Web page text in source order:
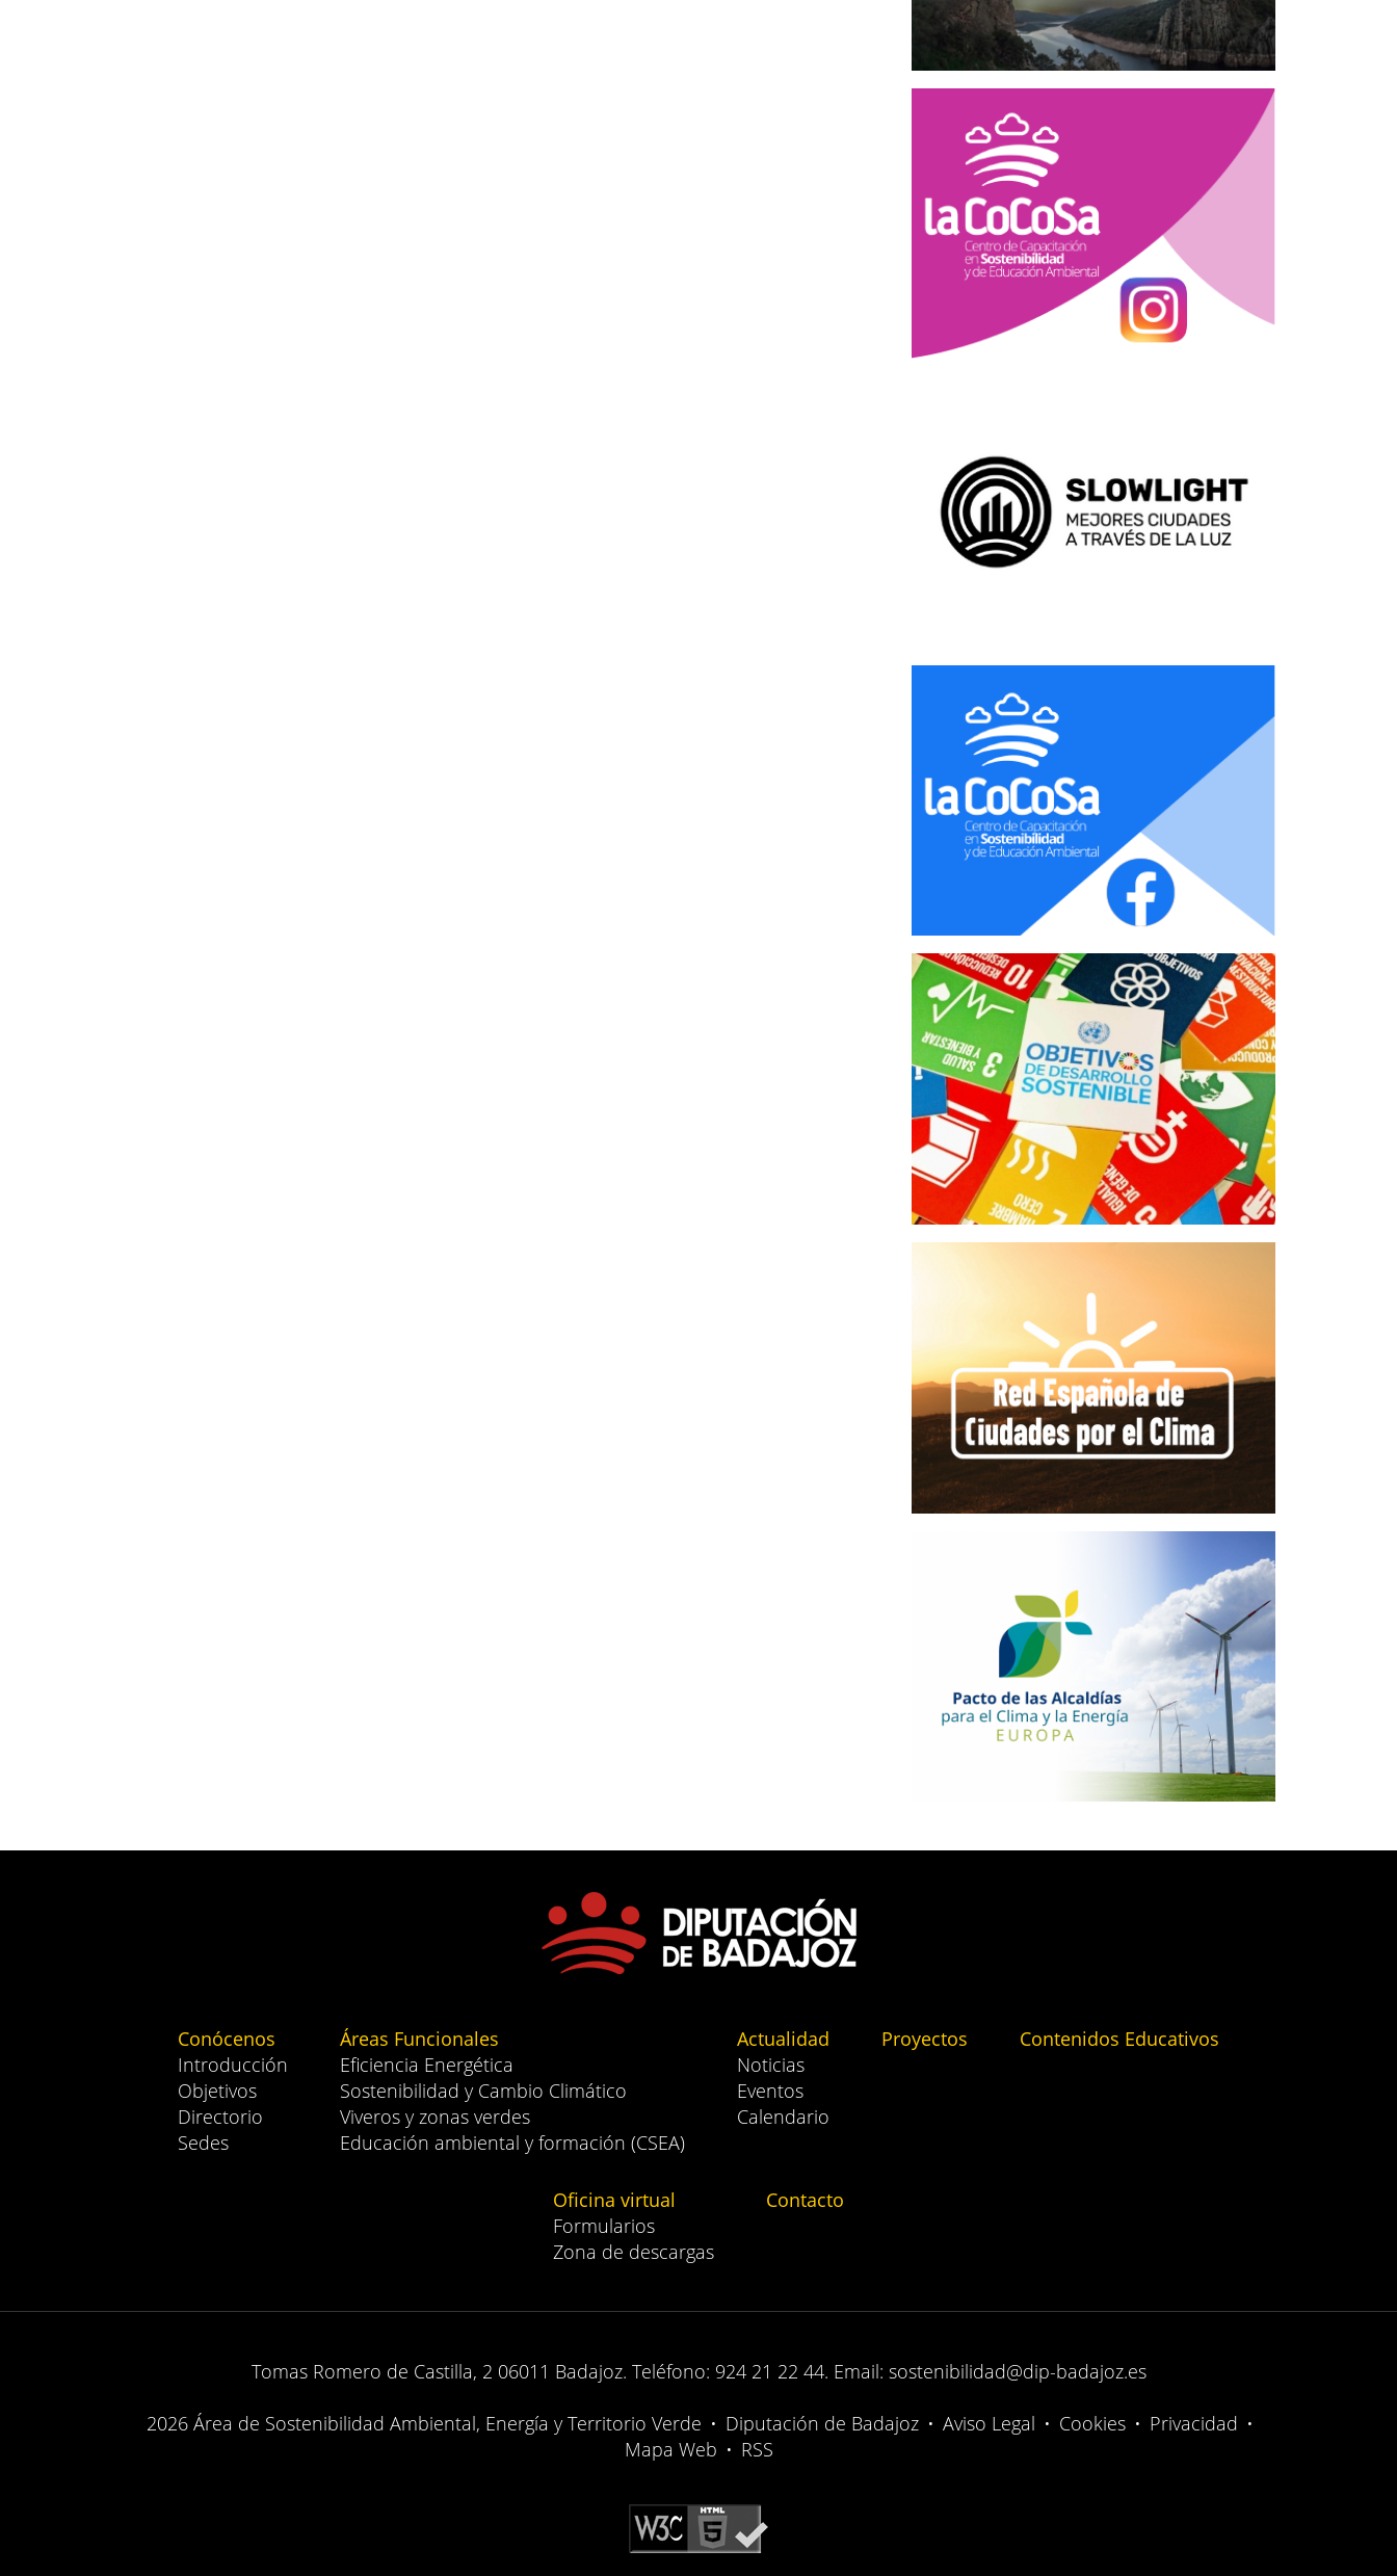
Conócenos
Introducción
Objetivos
Directorio
Sedes
Áreas Funcionales
Eficiencia Energética
Sostenibilidad y Cambio Climático
Viveros y zonas verdes
Educación ambiental y formación (CSEA)
Actualidad
Noticias
Eventos
Calendario
Proyectos Contenidos Educativos
Oficina virtual
Formularios
Zona de descargas
Contacto
Tomas Romero de Castilla, 2 06011 Badajoz. Teléfono: 924 21 22 44. Email: sostenibilidad@dip-badajoz.es
2026 Área de Sostenibilidad Ambiental, Energía y Territorio Verde • Diputación de Badajoz • Aviso Legal • Cookies • Privacidad •
Mapa Web • RSS